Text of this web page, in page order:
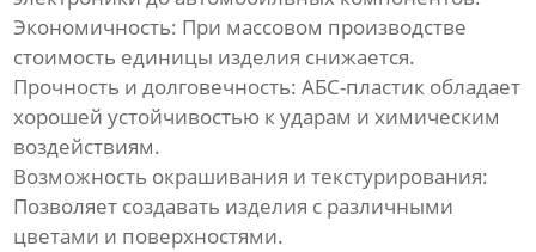
Экономичность: При массовом производстве
стоимость единицы изделия снижается.
Прочность и долговечность: АБС-пластик обладает
хорошей устойчивостью к ударам и химическим
воздействиям.
Возможность окрашивания и текстурирования:
Позволяет создавать изделия с различными
цветами и поверхностями.